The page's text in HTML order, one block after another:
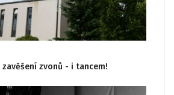
zvonů - i tancem!